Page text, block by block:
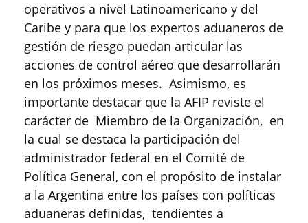
operativos a nivel Latinoamericano y del
Caribe y para que los expertos aduaneros de
gestión de riesgo puedan articular las
acciones de control aéreo que desarrollarán
en los próximos meses. Asimismo, es
importante destacar que la AFIP reviste el
carácter de Miembro de la Organización, en
la cual se destaca la participación del
administrador federal en el Comité de
Política General, con el propósito de instalar
a la Argentina entre los países con políticas
aduaneras definidas, tendientes a